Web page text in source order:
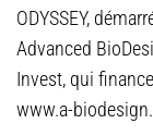
ODYSSEY,
Advanced
Invest, qui
www.a-